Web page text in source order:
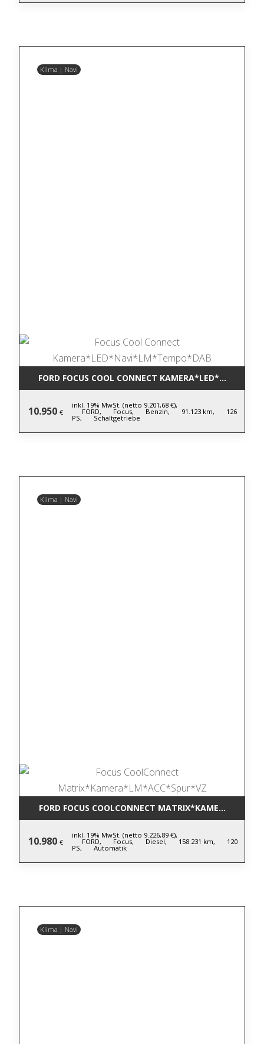
Klima | Navi
FORD FOCUS COOL CONNECT
10.950 €
inkl. 19% MwSt. (netto 9.201,68 €),
FORD, Focus, Benzin, 91.123 km, 126
PS, Schaltgetriebe
Klima | Navi
FORD FOCUS COOLCONNECT
10.980 €
inkl. 19% MwSt. (netto 9.226,89 €),
FORD, Focus, Diesel, 158.231 km, 120
PS, Automatik
Klima | Navi